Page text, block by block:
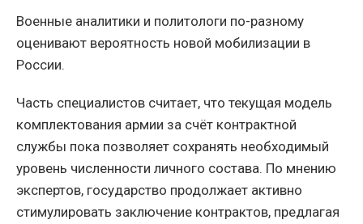
Военные аналитики и политологи по-разному
оценивают вероятность новой мобилизации в
России.
Часть специалистов считает, что текущая модель
комплектования армии за счёт контрактной
службы пока позволяет сохранять необходимый
уровень численности личного состава. По мнению
экспертов, государство продолжает активно
стимулировать заключение контрактов, предлагая